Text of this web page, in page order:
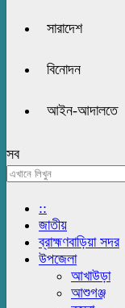
সারাদেশ
বিনোদন
আইন-আদালতে
সব
::
জাতীয়
ব্রাহ্মণবাড়িয়া সদর
উপজেলা
আখাউড়া
আশুগঞ্জ